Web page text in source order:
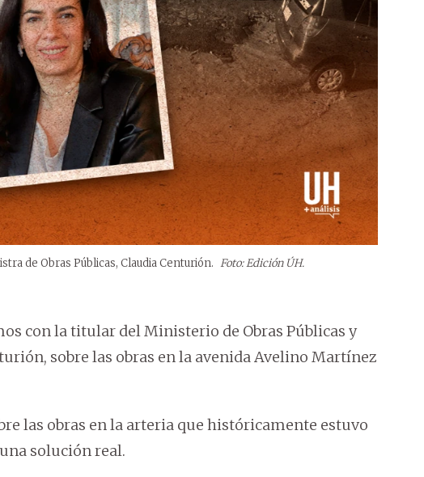
de Obras Públicas, Claudia Centurión. Foto: Edición ÚH.
con la titular del Ministerio de Obras Públicas y
sobre las obras en la avenida Avelino Martínez
las obras en la arteria que históricamente estuvo
solución real.